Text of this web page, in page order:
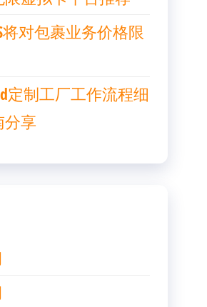
将对包裹业务价格限
定制工厂工作流程细
分享